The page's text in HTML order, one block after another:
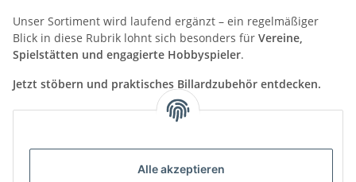
Alle akzeptieren
Unser Sortiment wird laufend ergänzt – ein regelmäßiger
Blick in diese Rubrik lohnt sich besonders für Vereine,
Spielstätten und engagierte Hobbyspieler.
Jetzt stöbern und praktisches Billardzubehör entdecken.